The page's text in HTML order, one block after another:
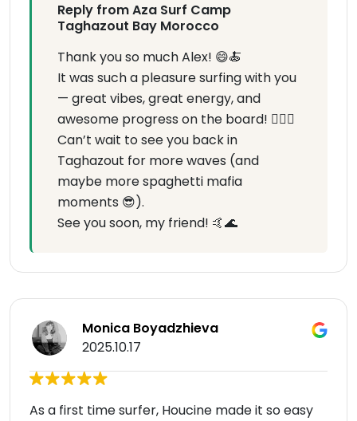
Reply from Aza Surf Camp
Taghazout Bay Morocco
Thank you so much Alex! 😄🍝
It was such a pleasure surfing with you
— great vibes, great energy, and
awesome progress on the board! 🏄‍♂️🔥
Can’t wait to see you back in
Taghazout for more waves (and
maybe more spaghetti mafia
moments 😎).
See you soon, my friend! 🤙🌊
Monica Boyadzhieva
2025.10.17
As a first time surfer, Houcine made it so easy